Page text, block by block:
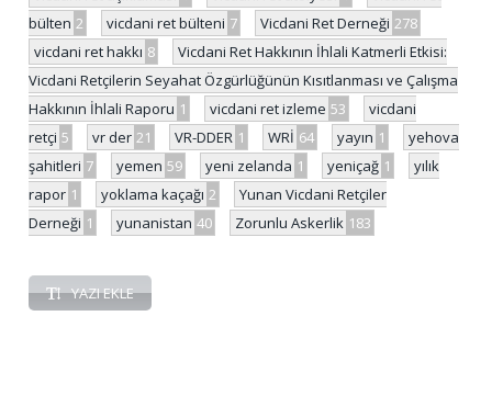
bülten 2 vicdani ret bülteni 7 Vicdani Ret Derneği 278
vicdani ret hakkı 8
Vicdani Ret Hakkının İhlali Katmerli Etkisi:
Vicdani Retçilerin Seyahat Özgürlüğünün Kısıtlanması ve Çalışma
Hakkının İhlali Raporu 1 vicdani ret izleme 53
vicdani
retçi 5 vr der 21 VR-DDER 1 WRİ 64 yayın 1
yehova
şahitleri 7 yemen 59 yeni zelanda 1 yeniçağ 1
yılık
rapor 1 yoklama kaçağı 2
Yunan Vicdani Retçiler
Derneği 1 yunanistan 40 Zorunlu Askerlik 183
YAZI EKLE